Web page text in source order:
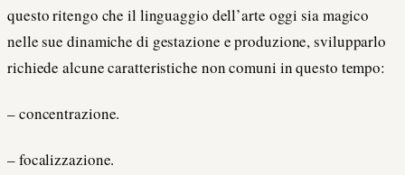
questo ritengo che il linguaggio dell’arte oggi sia magico
nelle sue dinamiche di gestazione e produzione, svilupparlo
richiede alcune caratteristiche non comuni in questo tempo:
– concentrazione.
– focalizzazione.